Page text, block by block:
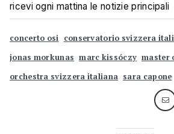
ricevi ogni mattina le notizie principali
concerto osi conservatorio svizzera
jonas morkunas marc kissóczy master
orchestra svizzera italiana sara capone